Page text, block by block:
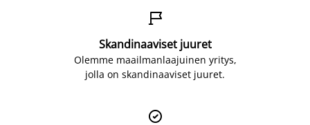

Skandinaaviset juuret
Olemme maailmanlaajuinen yritys,
jolla on skandinaaviset juuret.
